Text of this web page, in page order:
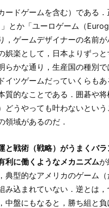
ードゲームを含む）である．
とか「ユーロゲーム（
，ゲームデザイナーの名前が
娯楽として，日本よりずっ
かな通り，生産国の種別で
ツゲームだっていくらもあ
的なことである．囲碁や将
どうやっても叶わないという
域があるのだ．
と戦術（戦略）がうまくバラ
利に働くようなメカニズムが
典型的なアメリカのゲーム
込まれていない．逆とは，
中盤にもなると，勝ち組と負